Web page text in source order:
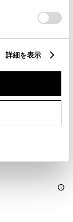
詳細を表示
がございます